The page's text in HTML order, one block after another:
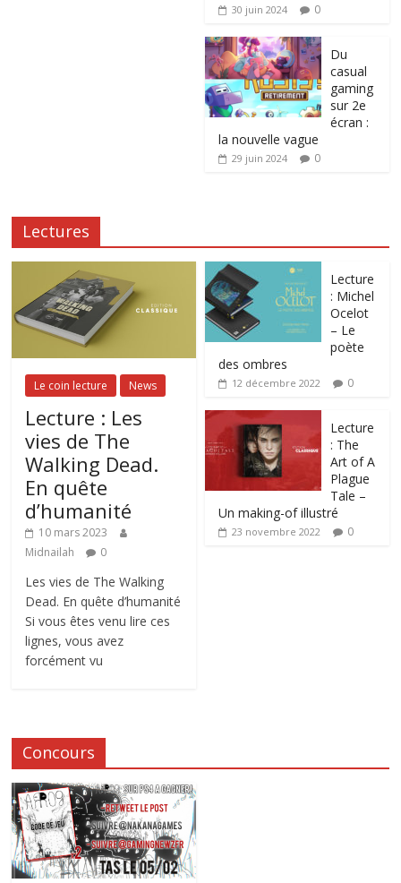
30 juin 2024 0
Du
casual
gaming
sur 2e
écran :
la nouvelle vague
29 juin 2024 0
Lectures
Le coin lecture News
Lecture : Les
vies de The
Walking Dead.
En quête
d’humanité
10 mars 2023
Midnailah
0
Les vies de The Walking
Dead. En quête d’humanité
Si vous êtes venu lire ces
lignes, vous avez
forcément vu
Lecture
: Michel
Ocelot
– Le
poète
des ombres
12 décembre 2022 0
Lecture
: The
Art of A
Plague
Tale –
Un making-of illustré
23 novembre 2022 0
Concours